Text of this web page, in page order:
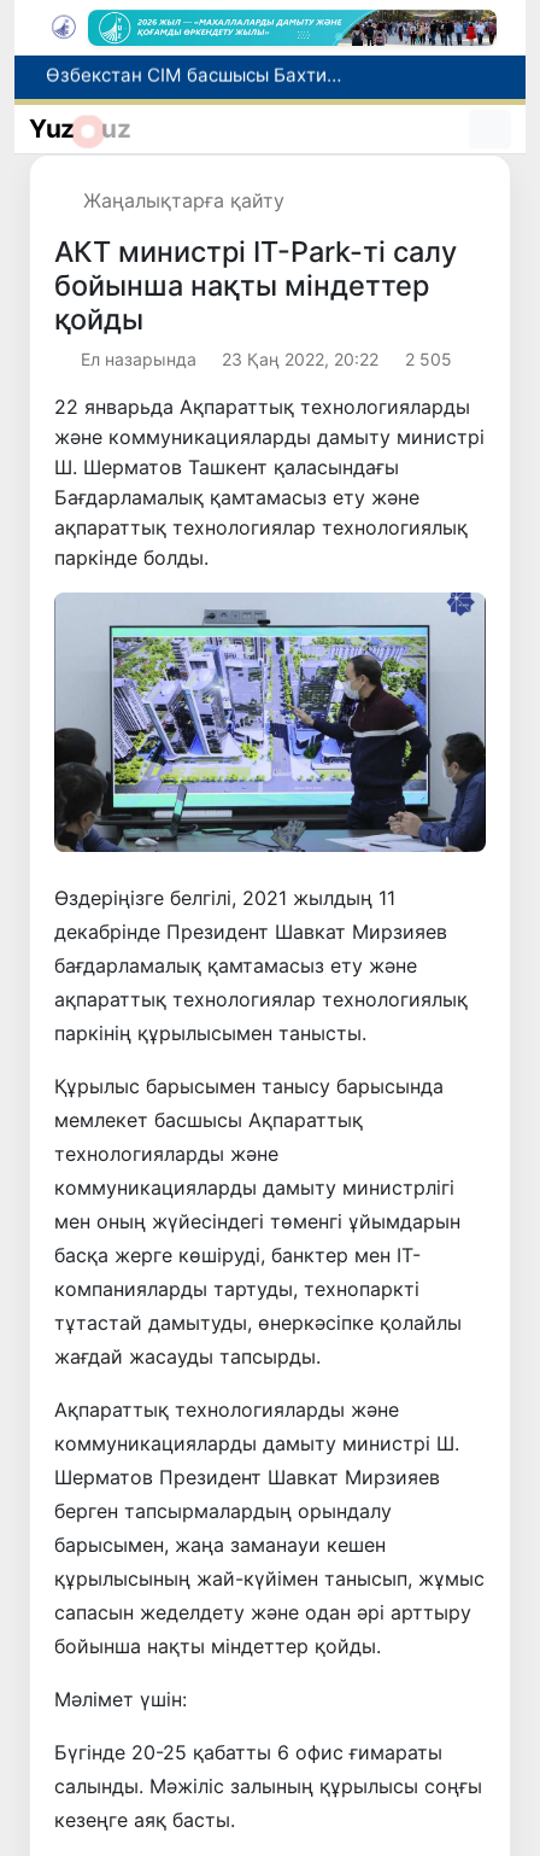
Грекияда өрт сөндіру тікұшақтарының соқтығысуынан екі адам қаза тапты
Әлемдік биржаларда мұнай бағасы төмендеді
Yuz uz
Жаңалықтарға қайту
АКТ министрі ІТ-Park-ті салу
бойынша нақты міндеттер
қойды
Ел назарында 23 Қаң 2022, 20:22 2 505
22 январьда Ақпараттық технологияларды
және коммуникацияларды дамыту министрі
Ш. Шерматов Ташкент қаласындағы
Бағдарламалық қамтамасыз ету және
ақпараттық технологиялар технологиялық
паркінде болды.
Өздеріңізге белгілі, 2021 жылдың 11
декабрінде Президент Шавкат Мирзияев
бағдарламалық қамтамасыз ету және
ақпараттық технологиялар технологиялық
паркінің құрылысымен танысты.
Құрылыс барысымен танысу барысында
мемлекет басшысы Ақпараттық
технологияларды және
коммуникацияларды дамыту министрлігі
мен оның жүйесіндегі төменгі ұйымдарын
басқа жерге көшіруді, банктер мен IT-
компанияларды тартуды, технопаркті
тұтастай дамытуды, өнеркәсіпке қолайлы
жағдай жасауды тапсырды.
Ақпараттық технологияларды және
коммуникацияларды дамыту министрі Ш.
Шерматов Президент Шавкат Мирзияев
берген тапсырмалардың орындалу
барысымен, жаңа заманауи кешен
құрылысының жай-күйімен танысып, жұмыс
сапасын жеделдету және одан әрі арттыру
бойынша нақты міндеттер қойды.
Мәлімет үшін:
Бүгінде 20-25 қабатты 6 офис ғимараты
салынды. Мәжіліс залының құрылысы соңғы
кезеңге аяқ басты.